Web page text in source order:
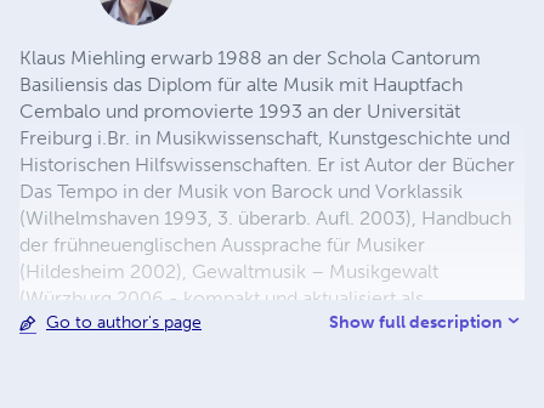
Klaus Miehling erwarb 1988 an der Schola Cantorum
Basiliensis das Diplom für alte Musik mit Hauptfach
Cembalo und promovierte 1993 an der Universität
Freiburg i.Br. in Musikwissenschaft, Kunstgeschichte und
Historischen Hilfswissenschaften. Er ist Autor der Bücher
Das Tempo in der Musik von Barock und Vorklassik
(Wilhelmshaven 1993, 3. überarb. Aufl. 2003), Handbuch
der frühneuenglischen Aussprache für Musiker
(Hildesheim 2002), Gewaltmusik – Musikgewalt
(Würzburg 2006 - kompakt und aktualisiert als
Gewaltmusik. Populäre Musik und Werteverfall sowie
Go to author's page Show full description